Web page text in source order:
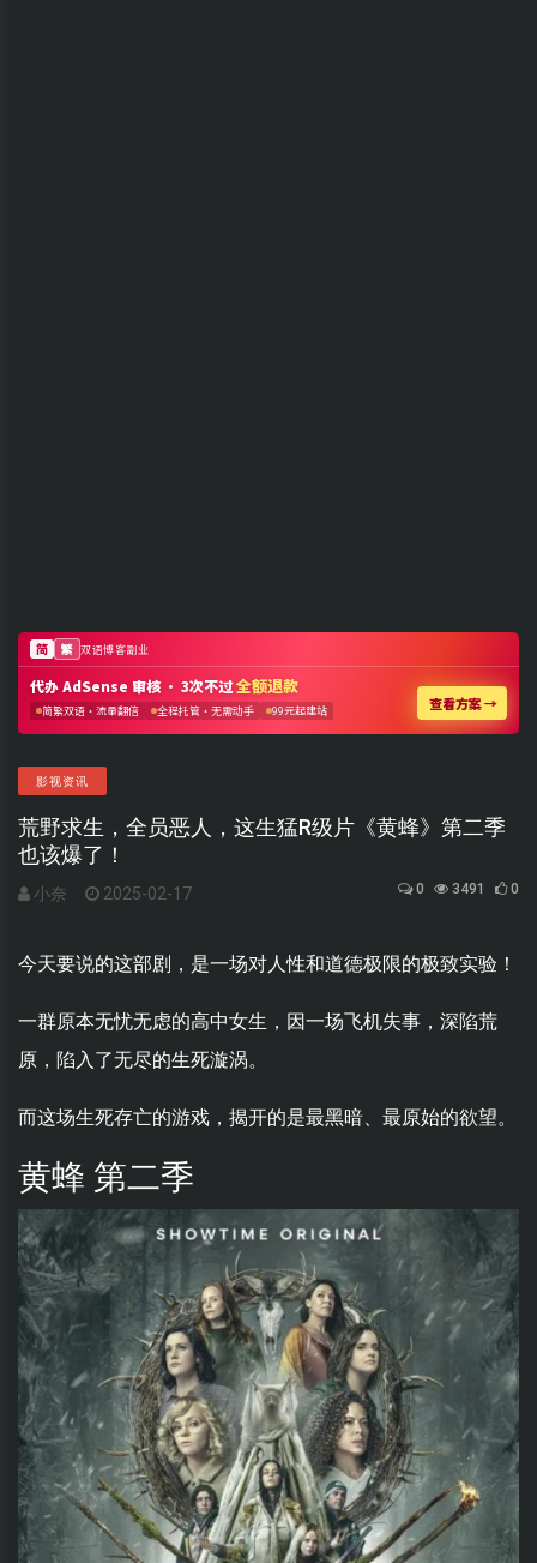
影视资讯
荒野求生，全员恶人，这生猛R级片《黄蜂》第二季
也该爆了！
小奈 2025-02-17 0 3491 0
今天要说的这部剧，是一场对人性和道德极限的极致实验！
一群原本无忧无虑的高中女生，因一场飞机失事，深陷荒
原，陷入了无尽的生死漩涡。
而这场生死存亡的游戏，揭开的是最黑暗、最原始的欲望。
黄蜂 第二季